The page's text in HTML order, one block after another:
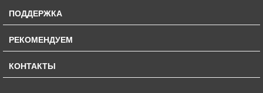
ПОДДЕРЖКА
РЕКОМЕНДУЕМ
КОНТАКТЫ